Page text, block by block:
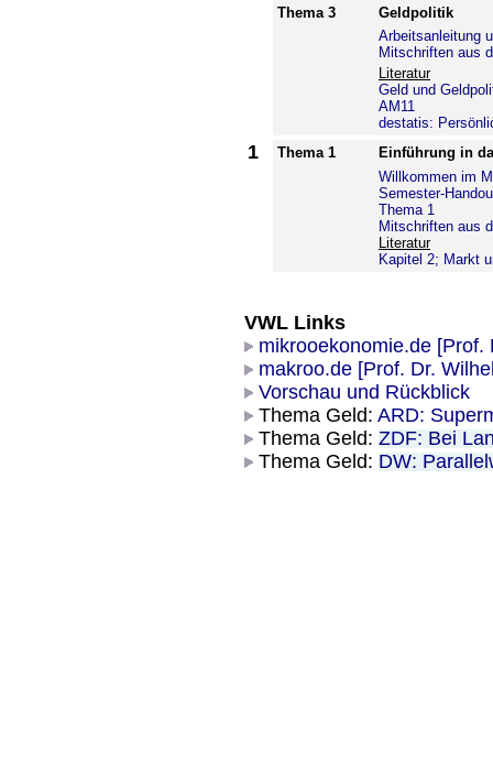
Thema 3
Geldpolitik
Arbeitsanleitung
Mitschriften aus
Literatur
Geld und
AM11
destatis:
1 Thema 1
Einführung in
Willkommen im
Semester-
Thema 1
Mitschriften aus
Literatur
Kapitel 2; Markt
VWL Links
mikrooekonomie.de [Prof.
makroo.de [Prof. Dr.
Vorschau und Rückblick
Thema Geld: ARD:
Thema Geld: ZDF: Bei
Thema Geld: DW: